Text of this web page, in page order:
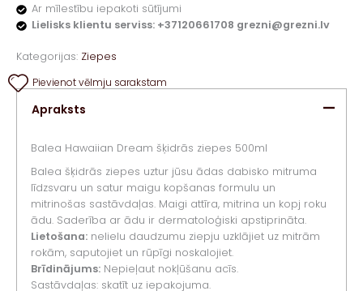
Ar mīlestību iepakoti sūtījumi
Lielisks klientu serviss: +37120661708 grezni@grezni.lv
Kategorijas: Ziepes
Pievienot vēlmju sarakstam
Apraksts
Balea Hawaiian Dream šķidrās ziepes 500ml
Balea šķidrās ziepes uztur jūsu ādas dabisko mitruma
līdzsvaru un satur maigu kopšanas formulu un
mitrinošas sastāvdaļas. Maigi attīra, mitrina un kopj roku
ādu. Saderība ar ādu ir dermatoloģiski apstiprināta.
Lietošana:nelielu daudzumu ziepju uzklājiet uz mitrām
rokām, saputojiet un rūpīgi noskalojiet.
Brīdinājums:Nepieļaut nokļūšanu acīs.
Sastāvdaļas: skatīt uz iepakojuma.